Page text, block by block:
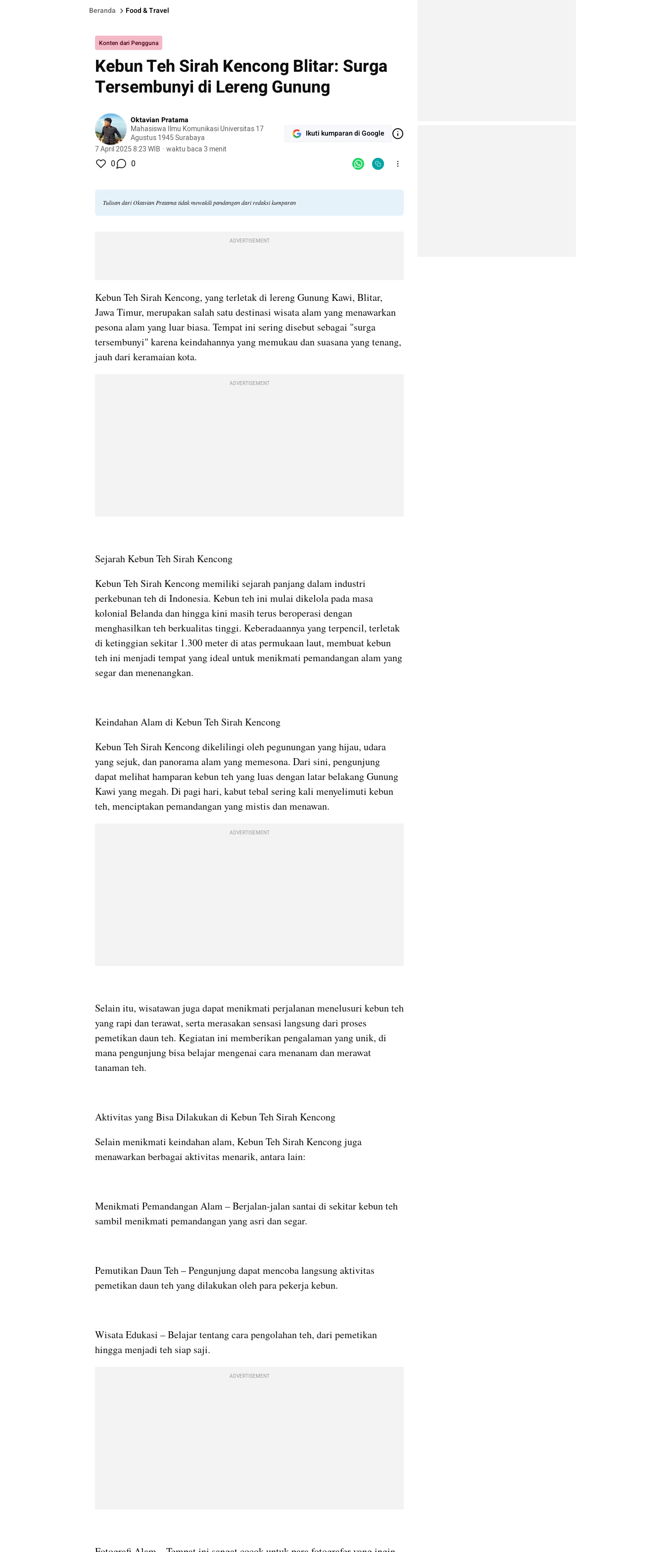
Beranda Food & Travel
Konten dari Pengguna
Kebun Teh Sirah Kencong Blitar: Surga
Tersembunyi di Lereng Gunung
Oktavian Pratama
Mahasiswa Ilmu Komunikasi Universitas 17
Agustus 1945 Surabaya
7 April 2025 8:23 WIB · waktu baca 3 menit
Ikuti kumparan di Google
0 0
Tulisan dari Oktavian Pratama tidak mewakili pandangan dari redaksi kumparan
ADVERTISEMENT
Kebun Teh Sirah Kencong, yang terletak di lereng Gunung Kawi, Blitar,
Jawa Timur, merupakan salah satu destinasi wisata alam yang menawarkan
pesona alam yang luar biasa. Tempat ini sering disebut sebagai "surga
tersembunyi" karena keindahannya yang memukau dan suasana yang tenang,
jauh dari keramaian kota.
ADVERTISEMENT
Sejarah Kebun Teh Sirah Kencong
Kebun Teh Sirah Kencong memiliki sejarah panjang dalam industri
perkebunan teh di Indonesia. Kebun teh ini mulai dikelola pada masa
kolonial Belanda dan hingga kini masih terus beroperasi dengan
menghasilkan teh berkualitas tinggi. Keberadaannya yang terpencil, terletak
di ketinggian sekitar 1.300 meter di atas permukaan laut, membuat kebun
teh ini menjadi tempat yang ideal untuk menikmati pemandangan alam yang
segar dan menenangkan.
Keindahan Alam di Kebun Teh Sirah Kencong
Kebun Teh Sirah Kencong dikelilingi oleh pegunungan yang hijau, udara
yang sejuk, dan panorama alam yang memesona. Dari sini, pengunjung
dapat melihat hamparan kebun teh yang luas dengan latar belakang Gunung
Kawi yang megah. Di pagi hari, kabut tebal sering kali menyelimuti kebun
teh, menciptakan pemandangan yang mistis dan menawan.
ADVERTISEMENT
Selain itu, wisatawan juga dapat menikmati perjalanan menelusuri kebun teh
yang rapi dan terawat, serta merasakan sensasi langsung dari proses
pemetikan daun teh. Kegiatan ini memberikan pengalaman yang unik, di
mana pengunjung bisa belajar mengenai cara menanam dan merawat
tanaman teh.
Aktivitas yang Bisa Dilakukan di Kebun Teh Sirah Kencong
Selain menikmati keindahan alam, Kebun Teh Sirah Kencong juga
menawarkan berbagai aktivitas menarik, antara lain:
Menikmati Pemandangan Alam – Berjalan-jalan santai di sekitar kebun teh
sambil menikmati pemandangan yang asri dan segar.
Pemutikan Daun Teh – Pengunjung dapat mencoba langsung aktivitas
pemetikan daun teh yang dilakukan oleh para pekerja kebun.
Wisata Edukasi – Belajar tentang cara pengolahan teh, dari pemetikan
hingga menjadi teh siap saji.
ADVERTISEMENT